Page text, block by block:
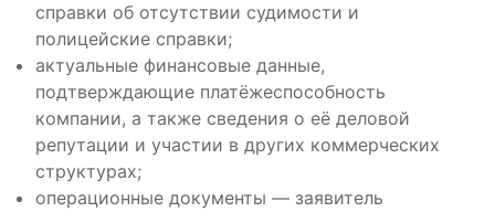
справки об отсутствии судимости и
полицейские справки;
актуальные финансовые данные,
подтверждающие платёжеспособность
компании, а также сведения о её деловой
репутации и участии в других коммерческих
структурах;
операционные документы — заявитель